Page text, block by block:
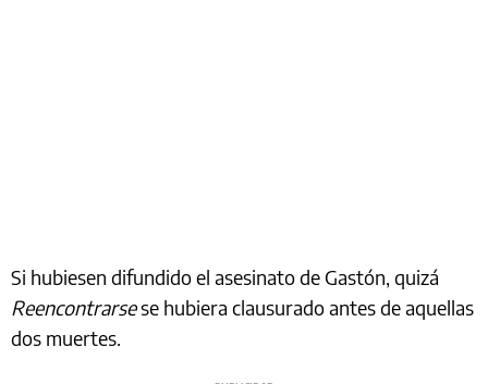
Si hubiesen difundido el asesinato de Gastón, quizá
Reencontrarsese hubiera clausurado antes de aquellas
dos muertes.